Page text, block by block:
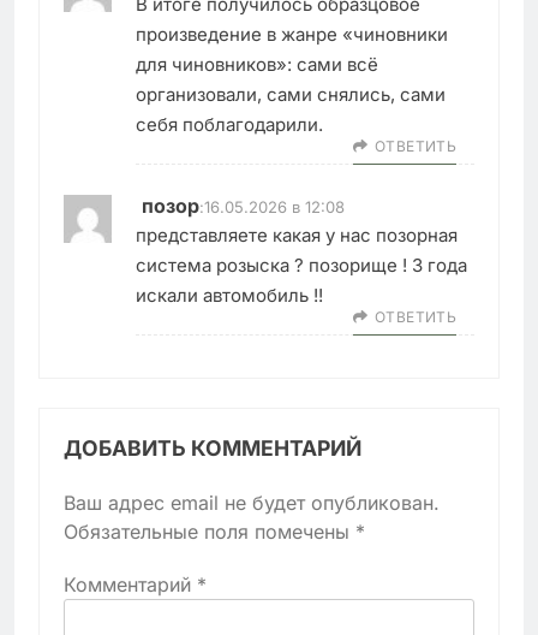
произведение в жанре «чиновники
для чиновников»: сами всё
организовали, сами снялись, сами
себя поблагодарили.
ОТВЕТИТЬ
позор:16.05.2026 в 12:08
представляете какая у нас позорная
система розыска ? позорище ! 3 года
искали автомобиль !!
ОТВЕТИТЬ
ДОБАВИТЬ КОММЕНТАРИЙ
Ваш адрес email не будет опубликован.
Обязательные поля помечены *
Комментарий *